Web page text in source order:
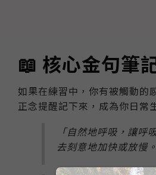
📖 核心金句筆
如果在練習中，你有被觸動的
正念提醒記下來，成為你日常
「自然地呼吸，讓呼
去刻意地加快或放慢。